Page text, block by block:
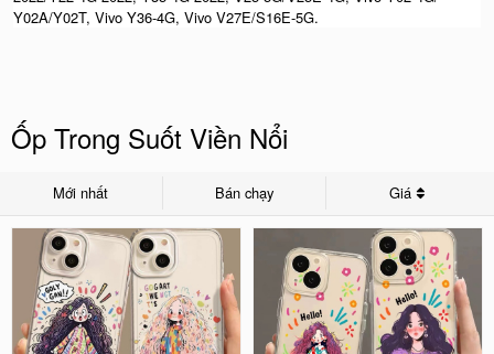
Y02A/Y02T, Vivo Y36-4G, Vivo V27E/S16E-5G.
Ốp Trong Suốt Viền Nổi
Mới nhất Bán chạy Giá